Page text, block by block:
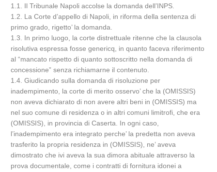
1.1. Il Tribunale Napoli accolse la domanda dell’INPS.
1.2. La Corte d’appello di Napoli, in riforma della sentenza di
primo grado, rigetto’ la domanda.
1.3. In primo luogo, la corte distrettuale ritenne che la clausola
risolutiva espressa fosse genericq, in quanto faceva riferimento
al “mancato rispetto di quanto sottoscritto nella domanda di
concessione” senza richiamarne il contenuto.
1.4. Giudicando sulla domanda di risoluzione per
inadempimento, la corte di merito osservo’ che la (OMISSIS)
non aveva dichiarato di non avere altri beni in (OMISSIS) ma
nel suo comune di residenza o in altri comuni limitrofi, che era
(OMISSIS), in provincia di Caserta. In ogni caso,
l’inadempimento era integrato perche’ la predetta non aveva
trasferito la propria residenza in (OMISSIS), ne’ aveva
dimostrato che ivi aveva la sua dimora abituale attraverso la
prova documentale, come i contratti di fornitura idonei a